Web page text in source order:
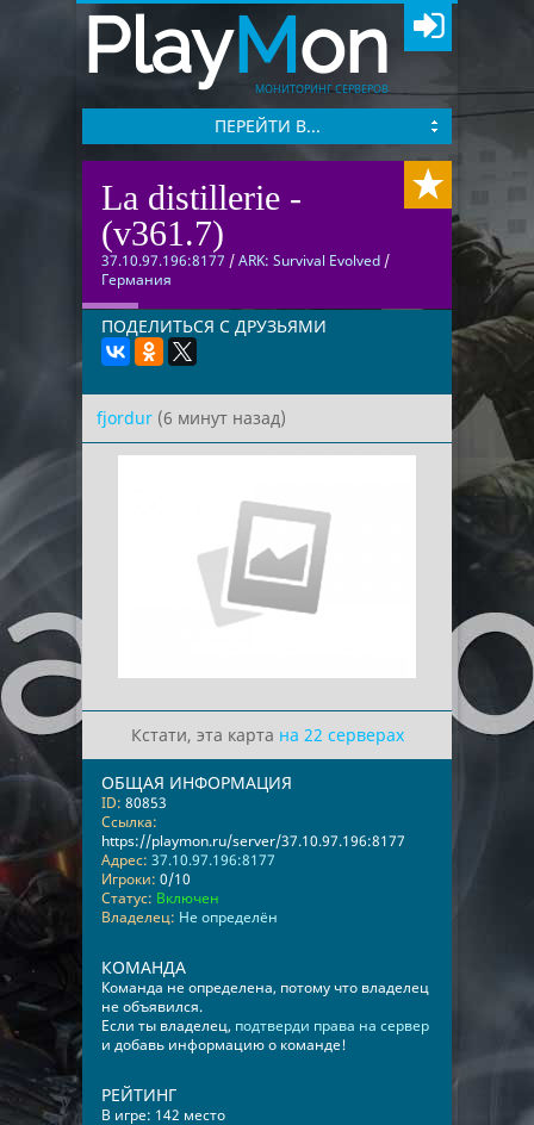
PlayMon
МОНИТОРИНГ СЕРВЕРОВ
ПЕРЕЙТИ В...
La distillerie -
(v361.7)
37.10.97.196:8177 /ARK: Survival Evolved /
Германия
ПОДЕЛИТЬСЯ С ДРУЗЬЯМИ
fjordur (6 минут назад)
Кстати, эта карта на 22 серверах
ОБЩАЯ ИНФОРМАЦИЯ
ID: 80853
Ссылка:
https://playmon.ru/server/37.10.97.196:8177
Адрес: 37.10.97.196:8177
Игроки: 0/10
Статус: Включен
Владелец: Не определён
КОМАНДА
Команда не определена, потому что владелец
не объявился.
Если ты владелец, подтверди права на сервер
и добавь информацию о команде!
РЕЙТИНГ
В игре: 142 место